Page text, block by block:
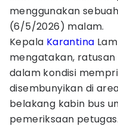
menggunakan
(6/5/2026) malam.
Kepala Karantina
mengatakan,
dalam kondisi
disembunyikan di
belakang kabin bus
pemeriksaan petugas.